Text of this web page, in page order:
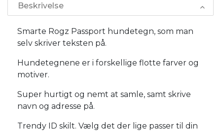
Beskrivelse
Smarte Rogz Passport hundetegn, som man
selv skriver teksten på.
Hundetegnene er i forskellige flotte farver og
motiver.
Super hurtigt og nemt at samle, samt skrive
navn og adresse på.
Trendy ID skilt. Vælg det der lige passer til din